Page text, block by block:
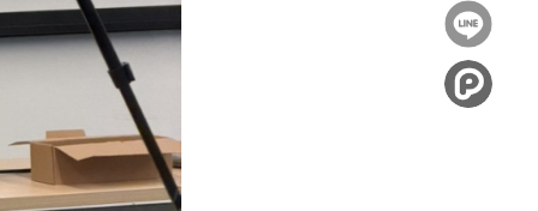
Facebook
分享
到
Twitter